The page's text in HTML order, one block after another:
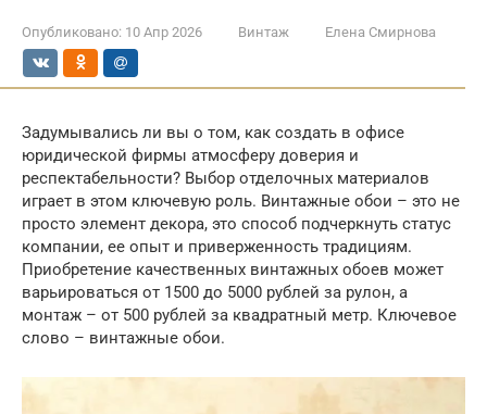
Опубликовано: 10 Апр 2026 Винтаж Елена Смирнова
Задумывались ли вы о том, как создать в офисе
юридической фирмы атмосферу доверия и
респектабельности? Выбор отделочных материалов
играет в этом ключевую роль. Винтажные обои – это не
просто элемент декора, это способ подчеркнуть статус
компании, ее опыт и приверженность традициям.
Приобретение качественных винтажных обоев может
варьироваться от 1500 до 5000 рублей за рулон, а
монтаж – от 500 рублей за квадратный метр. Ключевое
слово – винтажные обои.